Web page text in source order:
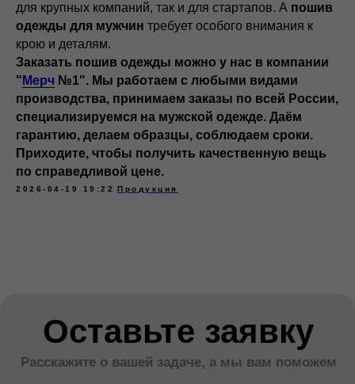
для крупных компаний, так и для стартапов. А пошив
одежды для мужчин требует особого внимания к
крою и деталям.
Заказать пошив одежды можно у нас в компании
" Мерч №1". Мы работаем с любыми видами
производства, принимаем заказы по всей России,
специализируемся на мужской одежде. Даём
гарантию, делаем образцы, соблюдаем сроки.
Приходите, чтобы получить качественную вещь
по справедливой цене.
2026-04-19 19:22 Продукция